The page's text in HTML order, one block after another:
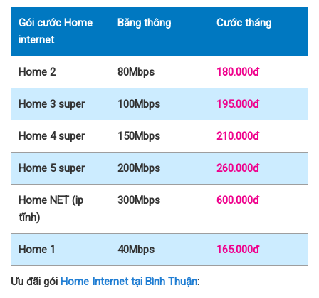
Gói cước Home
internet
Băng thông Cước tháng
Home 2 80Mbps 180.000đ
Home 3 super 100Mbps 195.000đ
Home 4 super 150Mbps 210.000đ
Home 5 super 200Mbps 260.000đ
Home NET (ip
tĩnh)
300Mbps 600.000đ
Home 1 40Mbps 165.000đ
Ưu đãi gói Home Internet tại Bình Thuận: